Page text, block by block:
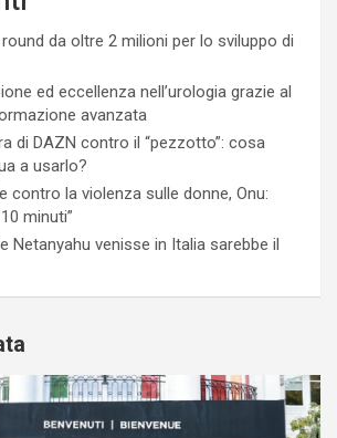
da oltre 2 milioni per lo sviluppo di
ed eccellenza nell’urologia grazie al
avanzata
di DAZN contro il “pezzotto”: cosa
a usarlo?
contro la violenza sulle donne, Onu:
minuti”
Netanyahu venisse in Italia sarebbe il